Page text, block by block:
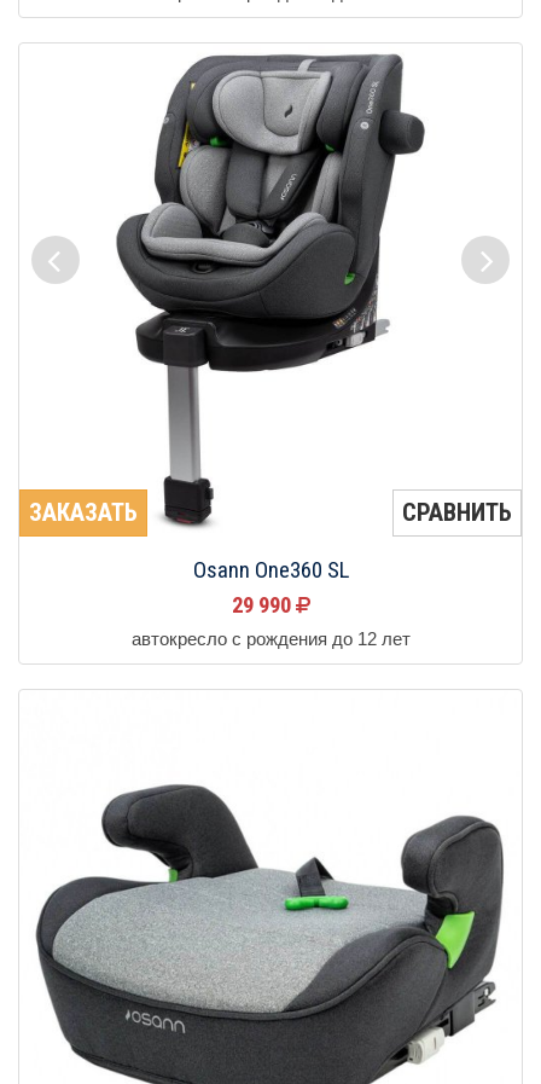
ЗАКАЗАТЬ СРАВНИТЬ
Osann One360 SL
29 990
автокресло с рождения до 12 лет